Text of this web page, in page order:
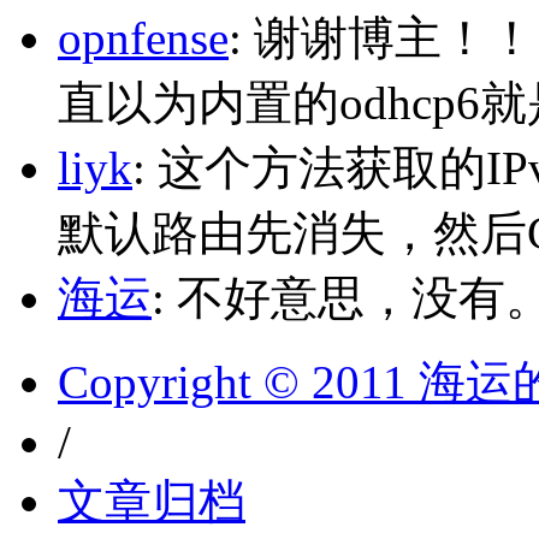
opnfense: 谢谢博主！
直以为内置的odhcp6
liyk: 这个方法获取的
默认路由先消失，然
海运: 不好意思，没有
Copyright © 2011 海运
/
文章归档